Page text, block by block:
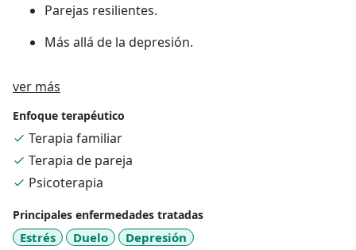
Parejas resilientes.
Más allá de la depresión.
ver más
Enfoque terapéutico
Terapia familiar
Terapia de pareja
Psicoterapia
Principales enfermedades tratadas
Estrés Duelo
Depresión